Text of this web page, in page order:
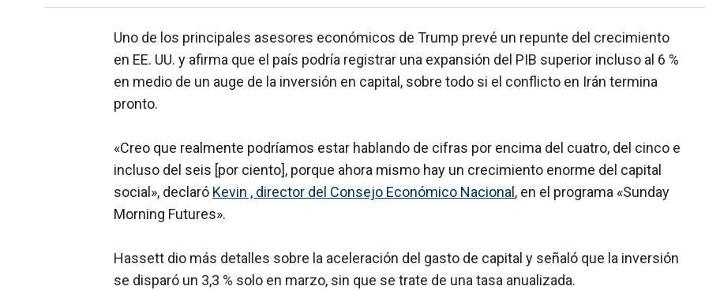
Uno de los principales asesores económicos de Trump prevé un repunte del crecimiento
en EE. UU. y afirma que el país podría registrar una expansión del PIB superior incluso al 6 %
en medio de un auge de la inversión en capital, sobre todo si el conflicto en Irán termina
pronto.
«Creo que realmente podríamos estar hablando de cifras por encima del cuatro, del cinco e
incluso del seis [por ciento], porque ahora mismo hay un crecimiento enorme del capital
social», declaró Kevin , director del Consejo Económico Nacional , en el programa «Sunday
Morning Futures».
Hassett dio más detalles sobre la aceleración del gasto de capital y señaló que la inversión
se disparó un 3,3 % solo en marzo, sin que se trate de una tasa anualizada.